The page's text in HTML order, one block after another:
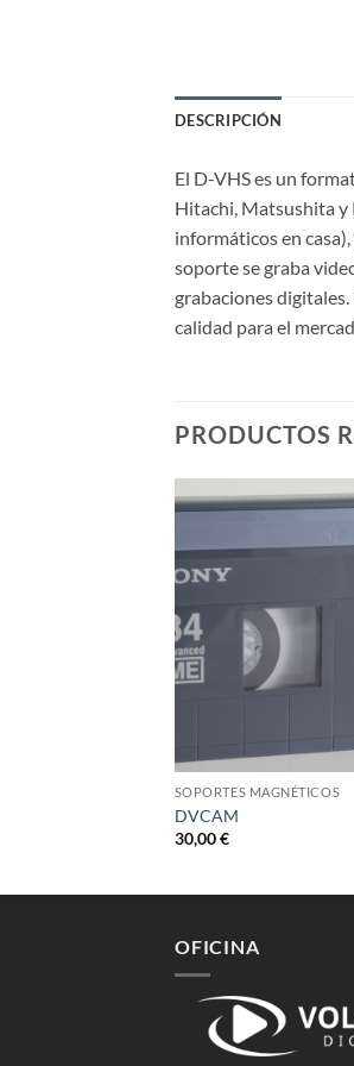
DESCRIPCIÓN
El D-VHS es un
Hitachi, Matsushita y
informáticos en
soporte se graba
grabaciones
calidad para el
PRODUCTOS
SOPORTES MAGNÉTICOS
DVCAM
30,00€
OFICINA